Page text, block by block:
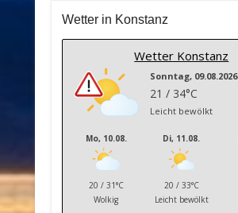
Wetter in Konstanz
Wetter Konstanz
Sonntag, 09.08.2026
21 / 34°C
Leicht bewölkt
Mo, 10.08.
20 / 31°C
Wolkig
Di, 11.08.
20 / 33°C
Leicht bewölkt